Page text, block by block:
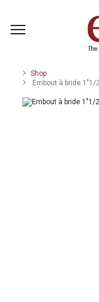
Shop
Embout à bride 1"1/